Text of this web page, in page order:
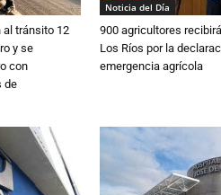
al tránsito 12
y se
con
de
Noticia del Día
900 agricultores
Los Ríos por la
emergencia agrícola